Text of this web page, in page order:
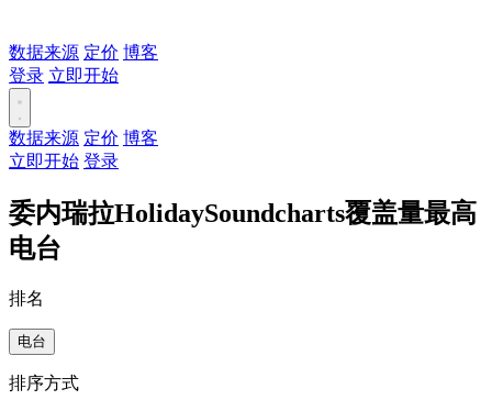
数据来源 定价 博客
登录 立即开始
数据来源 定价 博客
立即开始 登录
委内瑞拉HolidaySoundcharts覆盖量最高
电台
排名
电台
排序方式